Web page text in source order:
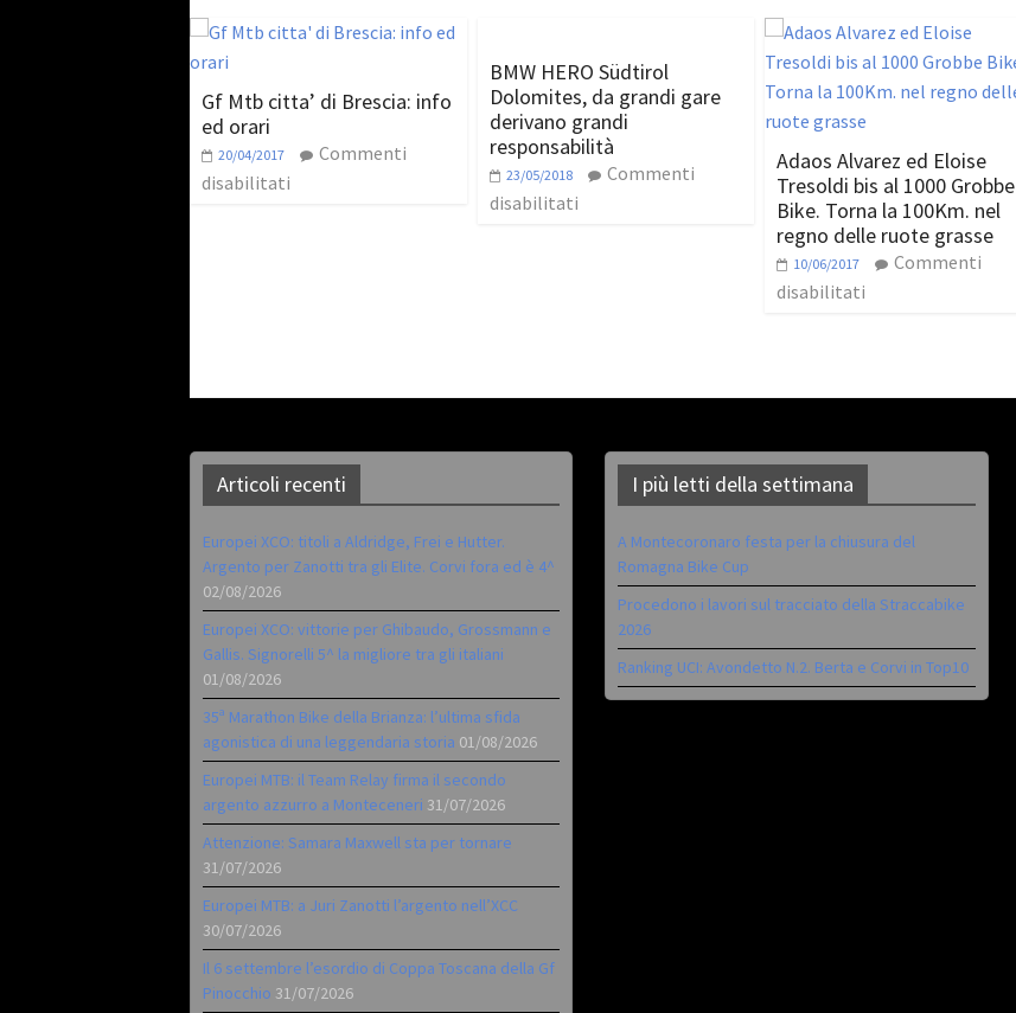
Gf Mtb citta’ di Brescia: info
ed orari
20/04/2017
Commenti
disabilitati
BMW HERO Südtirol
Dolomites, da grandi gare
derivano grandi
responsabilità
23/05/2018
Commenti
disabilitati
Adaos Alvarez ed Eloise
Tresoldi bis al 1000 Grobbe
Bike. Torna la 100Km. nel
regno delle ruote grasse
10/06/2017
Commenti
disabilitati
Articoli recenti
Europei XCO: titoli a Aldridge, Frei e Hutter.
Argento per Zanotti tra gli Elite. Corvi fora ed è 4^
02/08/2026
Europei XCO: vittorie per Ghibaudo, Grossmann e
Gallis. Signorelli 5^ la migliore tra gli italiani
01/08/2026
35ª Marathon Bike della Brianza: l’ultima sfida
agonistica di una leggendaria storia 01/08/2026
Europei MTB: il Team Relay firma il secondo
argento azzurro a Monteceneri 31/07/2026
Attenzione: Samara Maxwell sta per tornare
31/07/2026
Europei MTB: a Juri Zanotti l’argento nell’XCC
30/07/2026
Il 6 settembre l’esordio di Coppa Toscana della Gf
Pinocchio 31/07/2026
I più letti della settimana
A Montecoronaro festa per la chiusura del
Romagna Bike Cup
Procedono i lavori sul tracciato della Straccabike
2026
Ranking UCI: Avondetto N.2. Berta e Corvi in Top10